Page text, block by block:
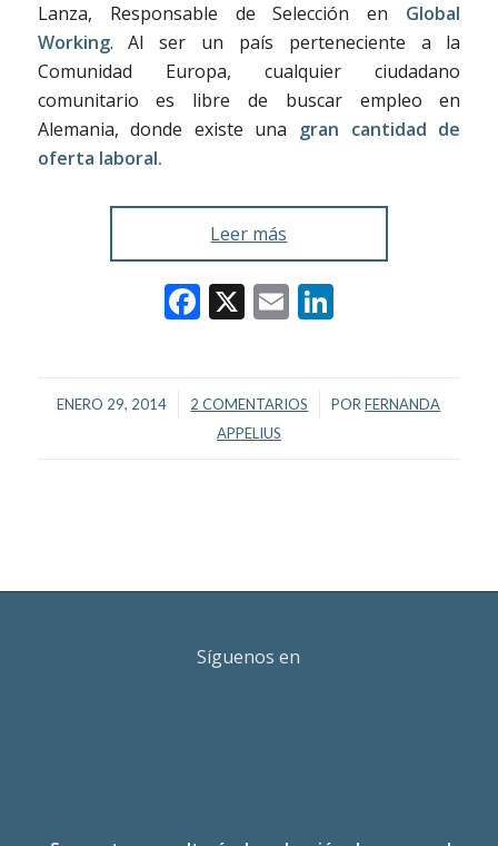
Lanza, Responsable de Selección en Global
Working. Al ser un país perteneciente a la
Comunidad Europa, cualquier ciudadano
comunitario es libre de buscar empleo en
Alemania, donde existe una gran cantidad de
oferta laboral.
Leer más
Facebook
X EmailLinkedIn
ENERO 29, 2014
/ 2 COMENTARIOS
/ PORFERNANDA
APPELIUS
Síguenos en